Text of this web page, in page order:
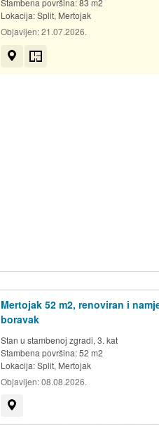
Lokacija:Split, Mertojak
Objavljen:21.07.2026.
Mertojak 52 m2, renoviran i
boravak
Stan u stambenoj zgradi, 3. kat
Stambena površina: 52 m2
Lokacija:Split, Mertojak
Objavljen:08.08.2026.